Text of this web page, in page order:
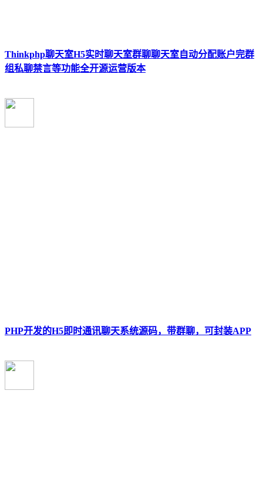
Thinkphp聊天室H5实时聊天室群聊聊天室自动分配账户完群
组私聊禁言等功能全开源运营版本
PHP开发的H5即时通讯聊天系统源码，带群聊，可封装APP